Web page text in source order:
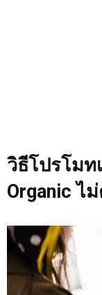
วิธีโปรโมท
Organic ไ